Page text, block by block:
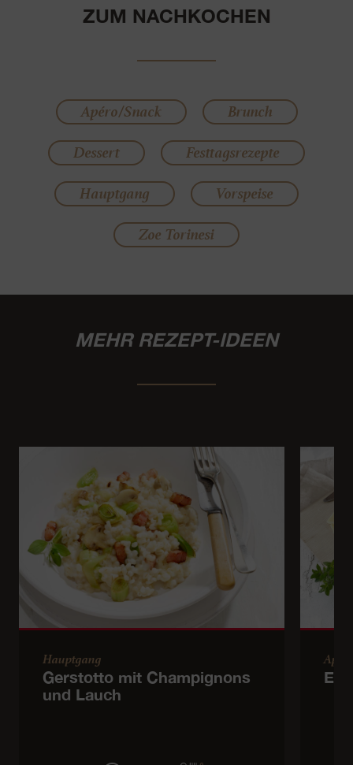
ZUM NACHKOCHEN
Apéro/Snack
Brunch
Dessert
Festtagsrezepte
Hauptgang
Vorspeise
Zoe Torinesi
MEHR REZEPT-IDEEN
Hauptgang
Gerstotto mit Champignons
und Lauch